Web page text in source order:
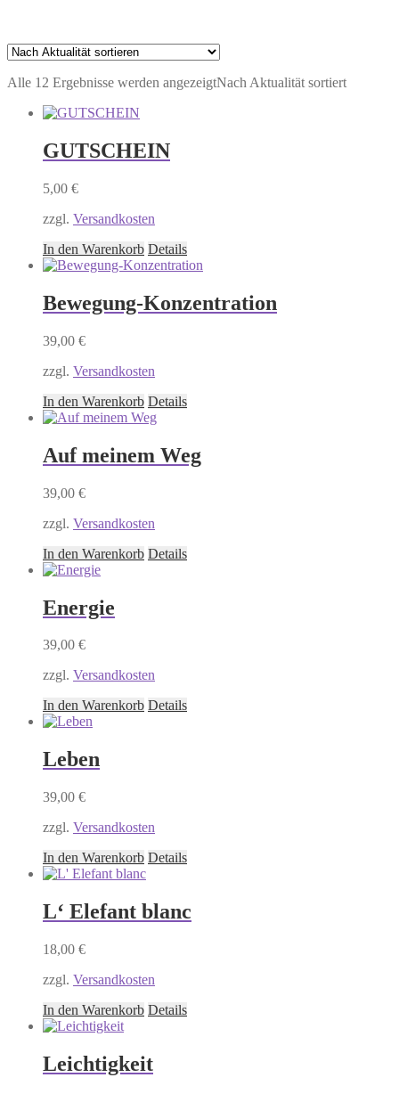
Alle 12 Ergebnisse werden angezeigtNach Aktualität sortiert
GUTSCHEIN
5,00 €
zzgl. Versandkosten
In den Warenkorb Details
Bewegung-Konzentration
39,00 €
zzgl. Versandkosten
In den Warenkorb Details
Auf meinem Weg
39,00 €
zzgl. Versandkosten
In den Warenkorb Details
Energie
39,00 €
zzgl. Versandkosten
In den Warenkorb Details
Leben
39,00 €
zzgl. Versandkosten
In den Warenkorb Details
L‘ Elefant blanc
18,00 €
zzgl. Versandkosten
In den Warenkorb Details
Leichtigkeit